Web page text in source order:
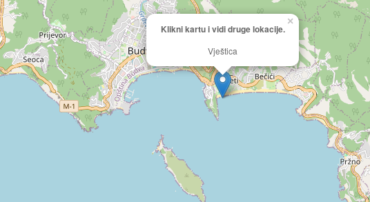
Klikni kartu i vidi druge lokacije.
Vještica
×